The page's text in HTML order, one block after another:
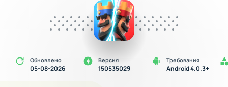
Обновлено
05-08-2026
Версия
150535029
Требования
Android 4.0.3+